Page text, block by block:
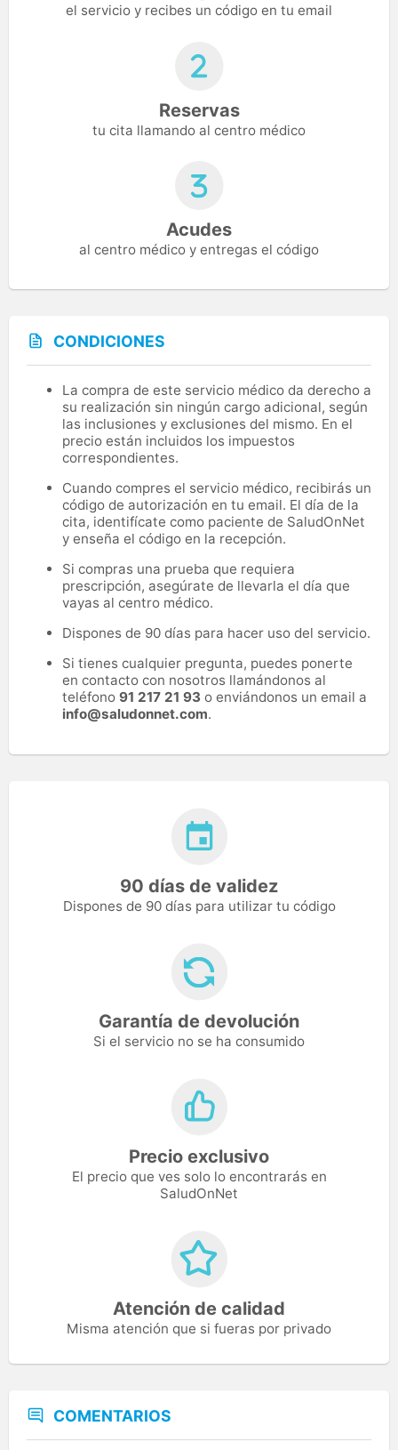
el servicio y recibes un código en tu email
Reservas
tu cita llamando al centro médico
Acudes
al centro médico y entregas el código
CONDICIONES
La compra de este servicio médico da derecho a
su realización sin ningún cargo adicional, según
las inclusiones y exclusiones del mismo. En el
precio están incluidos los impuestos
correspondientes.
Cuando compres el servicio médico, recibirás un
código de autorización en tu email. El día de la
cita, identifícate como paciente de SaludOnNet
y enseña el código en la recepción.
Si compras una prueba que requiera
prescripción, asegúrate de llevarla el día que
vayas al centro médico.
Dispones de 90 días para hacer uso del servicio.
Si tienes cualquier pregunta, puedes ponerte
en contacto con nosotros llamándonos al
teléfono 91 217 21 93 o enviándonos un email a
info@saludonnet.com.
90 días de validez
Dispones de 90 días para utilizar tu código
Garantía de devolución
Si el servicio no se ha consumido
Precio exclusivo
El precio que ves solo lo encontrarás en
SaludOnNet
Atención de calidad
Misma atención que si fueras por privado
COMENTARIOS